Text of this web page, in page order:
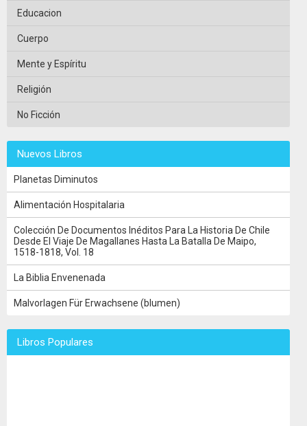
Educacion
Cuerpo
Mente y Espíritu
Religión
No Ficción
Nuevos Libros
Planetas Diminutos
Alimentación Hospitalaria
Colección De Documentos Inéditos Para La Historia De Chile
Desde El Viaje De Magallanes Hasta La Batalla De Maipo,
1518-1818, Vol. 18
La Biblia Envenenada
Malvorlagen Für Erwachsene (blumen)
Libros Populares